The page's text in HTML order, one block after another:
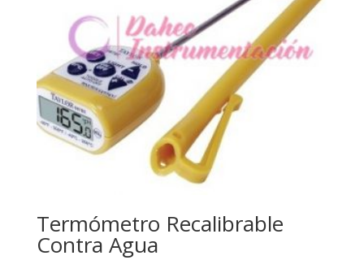
Termómetro Recalibrable
Contra Agua